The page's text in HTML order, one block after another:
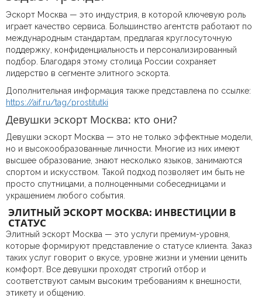
Эскорт Москва — это индустрия, в которой ключевую роль
играет качество сервиса. Большинство агентств работают по
международным стандартам, предлагая круглосуточную
поддержку, конфиденциальность и персонализированный
подбор. Благодаря этому столица России сохраняет
лидерство в сегменте элитного эскорта.
Дополнительная информация также представлена по ссылке:
https://aif.ru/tag/prostitutki
Девушки эскорт Москва: кто они?
Девушки эскорт Москва — это не только эффектные модели,
но и высокообразованные личности. Многие из них имеют
высшее образование, знают несколько языков, занимаются
спортом и искусством. Такой подход позволяет им быть не
просто спутницами, а полноценными собеседницами и
украшением любого события.
ЭЛИТНЫЙ ЭСКОРТ МОСКВА: ИНВЕСТИЦИИ В
СТАТУС
Элитный эскорт Москва — это услуги премиум-уровня,
которые формируют представление о статусе клиента. Заказ
таких услуг говорит о вкусе, уровне жизни и умении ценить
комфорт. Все девушки проходят строгий отбор и
соответствуют самым высоким требованиям к внешности,
этикету и общению.